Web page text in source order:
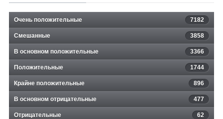
Очень положительные 7182
Смешанные 3858
В основном положительные 3366
Положительные 1744
Крайне положительные 896
В основном отрицательные 477
Отрицательные 62